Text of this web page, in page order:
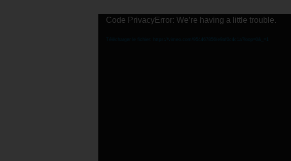
Lecteur
Code PrivacyError: We’re having a little trouble.
Télécharger le fichier: https://vimeo.com/954467856/e9af0c4c1a?loop=0&_=1